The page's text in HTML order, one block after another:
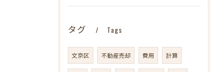
タグ Tags
文京区 不動産売却 費用 計算